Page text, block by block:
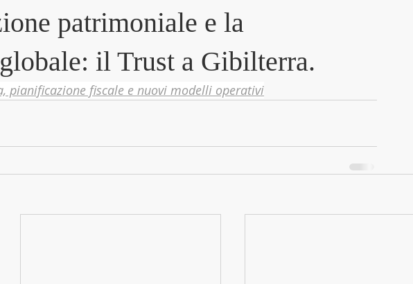
patrimoniale e la
il Trust a Gibilterra.
pianificazione fiscale e nuovi modelli operativi